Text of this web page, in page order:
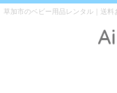
草加市のベビー用品レンタル｜送